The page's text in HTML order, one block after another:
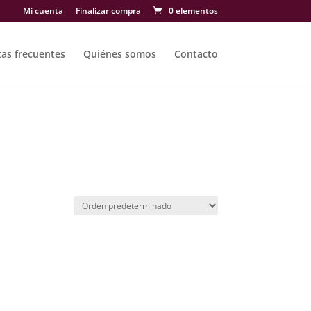
Mi cuenta Finalizar compra 0 elementos
frecuentes Quiénes somos Contacto